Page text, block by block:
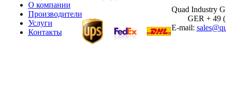
О компании
Производители
Услуги
Контакты
Quad Industry
GER + 49
E-mail: